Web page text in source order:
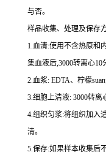
与否。
样品收集、处理及保存
1.血清:使用不含热原和
集血液后,3000转离心10
2.血浆: EDTA、柠檬suan
3.细胞上清液: 3000转离
4.组织匀浆:将组织加入
清。
5.保存:如果样本收集后